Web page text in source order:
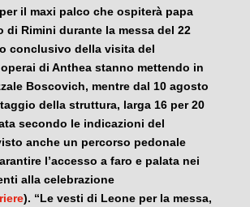
il maxi palco che ospiterà papa
di Rimini durante la messa del 22
conclusivo della visita del
di Anthea stanno mettendo in
Boscovich, mentre dal 10 agosto
della struttura, larga 16 per 20
secondo le indicazioni del
anche un percorso pedonale
l’accesso a faro e palata nei
alla celebrazione
). “Le vesti di Leone per la messa,